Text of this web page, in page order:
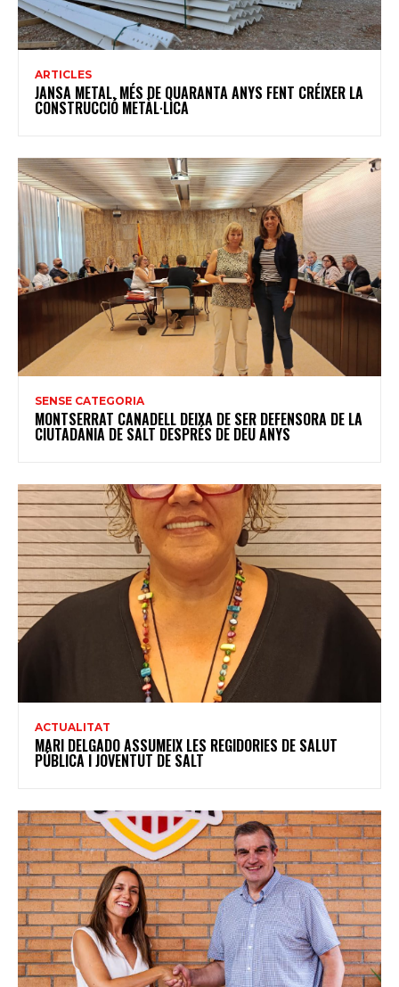
ARTICLES
JANSA METAL, MÉS DE QUARANTA ANYS FENT CRÉIXER LA
CONSTRUCCIÓ METÀL·LICA
SENSE CATEGORIA
MONTSERRAT CANADELL DEIXA DE SER DEFENSORA DE LA
CIUTADANIA DE SALT DESPRÉS DE DEU ANYS
ACTUALITAT
MARI DELGADO ASSUMEIX LES REGIDORIES DE SALUT
PÚBLICA I JOVENTUT DE SALT